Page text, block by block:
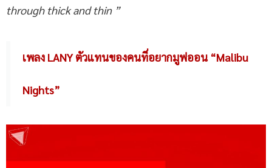
through thick and thin ”
เพลง LANY ตัวแทนของคนที่อยากมูฟออน “Malibu
Nights”